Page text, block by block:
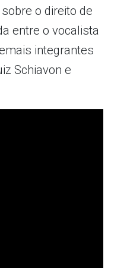
o direito de
entre o vocalista
integrantes
Schiavon e